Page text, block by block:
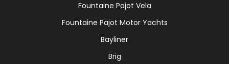
Fountaine Pajot Vela
Fountaine Pajot Motor Yachts
Bayliner
Brig